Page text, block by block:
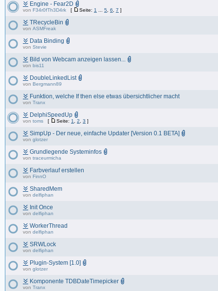
Engine - Fear2D
von F34r0fTh3D4rk [ Seite: 1 5 6 7 ]
TRecycleBin
von ASMFreak
Data Binding
von Stevie
Bild von Webcam anzeigen lassen...
von bis11
DoubleLinkedList
von Bergmann89
Funktion, welche If then else etwas übersichtlicher macht
von Tranx
DelphiSpeedUp
von toms [ Seite: 1 2 3 ]
SimpUp - Der neue, einfache Updater [Version 0.1 BETA]
von glotzer
Grundlegende Systeminfos
von traceurmicha
Farbverlauf erstellen
von FinnO
SharedMem
von delfiphan
Init Once
von delfiphan
WorkerThread
von delfiphan
SRWLock
von delfiphan
Plugin-System [1.0]
von glotzer
Komponente TDBDateTimepicker
von Tranx